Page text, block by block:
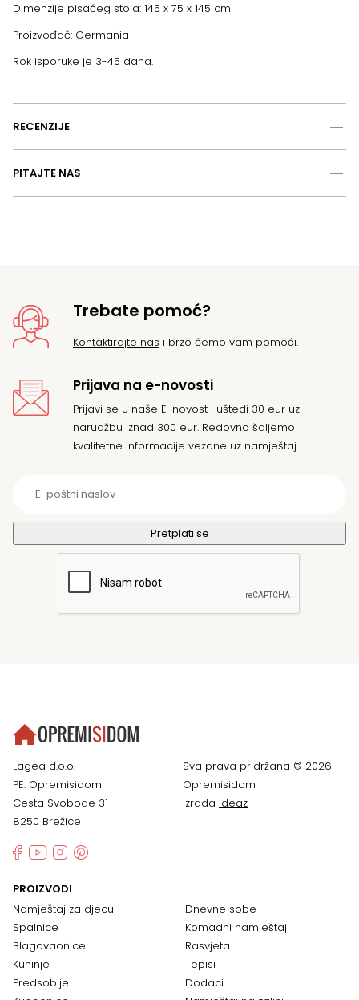
Dimenzije pisaćeg stola: 145 x 75 x 145 cm
Proizvođač: Germania
Rok isporuke je 3-45 dana.
RECENZIJE
PITAJTE NAS
Trebate pomoć?
Kontaktirajte nas i brzo ćemo vam pomoći.
Prijava na e-novosti
Prijavi se u naše E-novost i uštedi 30 eur uz
narudžbu iznad 300 eur. Redovno šaljemo
kvalitetne informacije vezane uz namještaj.
Lagea d.o.o.
PE: Opremisidom
Cesta Svobode 31
8250 Brežice
Sva prava pridržana © 2026
Opremisidom
Izrada Ideaz
PROIZVODI
Namještaj za djecu
Spalnice
Blagovaonice
Kuhinje
Predsoblje
Dnevne sobe
Komadni namještaj
Rasvjeta
Tepisi
Dodaci